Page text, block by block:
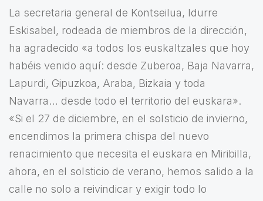
La secretaria general de Kontseilua, Idurre
Eskisabel, rodeada de miembros de la dirección,
ha agradecido «a todos los euskaltzales que hoy
habéis venido aquí: desde Zuberoa, Baja Navarra,
Lapurdi, Gipuzkoa, Araba, Bizkaia y toda
Navarra… desde todo el territorio del euskara».
«Si el 27 de diciembre, en el solsticio de invierno,
encendimos la primera chispa del nuevo
renacimiento que necesita el euskara en Miribilla,
ahora, en el solsticio de verano, hemos salido a la
calle no solo a reivindicar y exigir todo lo